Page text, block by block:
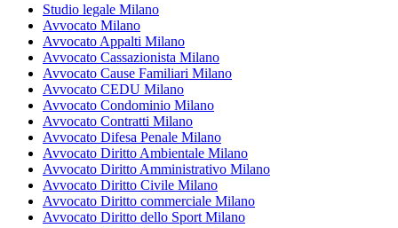
Studio legale Milano
Avvocato Milano
Avvocato Appalti Milano
Avvocato Cassazionista Milano
Avvocato Cause Familiari Milano
Avvocato CEDU Milano
Avvocato Condominio Milano
Avvocato Contratti Milano
Avvocato Difesa Penale Milano
Avvocato Diritto Ambientale Milano
Avvocato Diritto Amministrativo Milano
Avvocato Diritto Civile Milano
Avvocato Diritto commerciale Milano
Avvocato Diritto dello Sport Milano